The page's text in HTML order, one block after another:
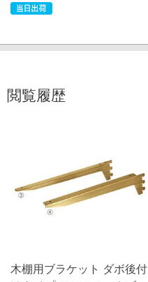
閲覧履歴
木棚用ブラケット ダボ後付